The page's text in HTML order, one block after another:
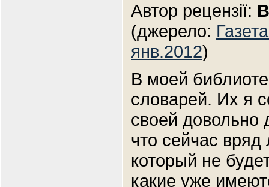
Автор рецензії:
(джерело:
янв.2012)
В моей
словарей. Их я
своей довольно
что сейчас
который не
какие уже